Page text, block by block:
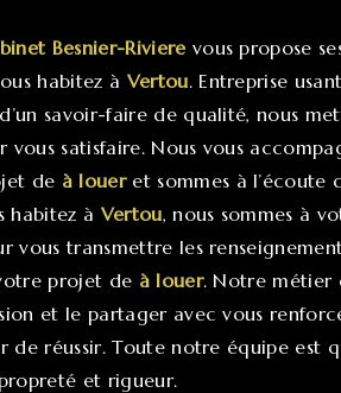
Besnier-Riviere vous propose
habitez à Vertou. Entreprise
savoir-faire de qualité, nous
vous satisfaire. Nous vous
de à loueret sommes à l’écoute
habitez à Vertou, nous sommes à
vous transmettre les
projet de à louer. Notre métier
et le partager avec vous
de réussir. Toute notre équipe est
et rigueur.